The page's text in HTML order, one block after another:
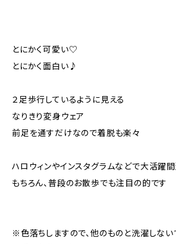
とにかく可愛い♡
とにかく面白い♪
２足歩行しているように見える
なりきり変身ウェア
前足を通すだけなので着脱も楽々
ハロウィンやインスタグラムなどで大活躍間
もちろん、普段のお散歩でも注目の的です
※色落ちしますので、他のものと洗濯しない